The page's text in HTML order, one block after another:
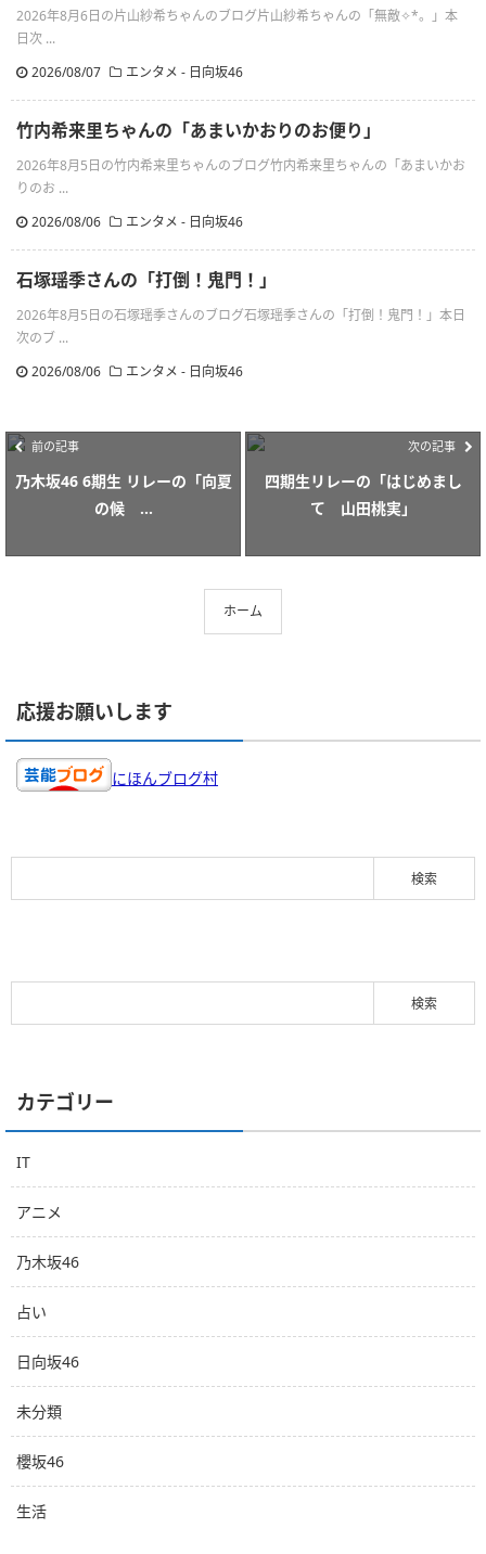
2026年8月6日の片山紗希ちゃんのブログ片山紗希ちゃんの「無敵✧︎*。」本
日次 ...
2026/08/07
エンタメ - 日向坂46
竹内希来里ちゃんの「あまいかおりのお便り」
2026年8月5日の竹内希来里ちゃんのブログ竹内希来里ちゃんの「あまいかお
りのお ...
2026/08/06
エンタメ - 日向坂46
石塚瑶季さんの「打倒！鬼門！」
2026年8月5日の石塚瑶季さんのブログ石塚瑶季さんの「打倒！鬼門！」本日
次のブ ...
2026/08/06
エンタメ - 日向坂46
前の記事
乃木坂46 6期生 リレーの「向夏
の候 ...
次の記事
四期生リレーの「はじめまし
て 山田桃実」
ホーム
応援お願いします
にほんブログ村
カテゴリー
IT
アニメ
乃木坂46
占い
日向坂46
未分類
櫻坂46
生活